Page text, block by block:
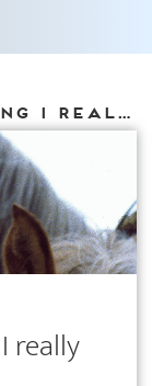
Fragility is the only thing I really know about me
really